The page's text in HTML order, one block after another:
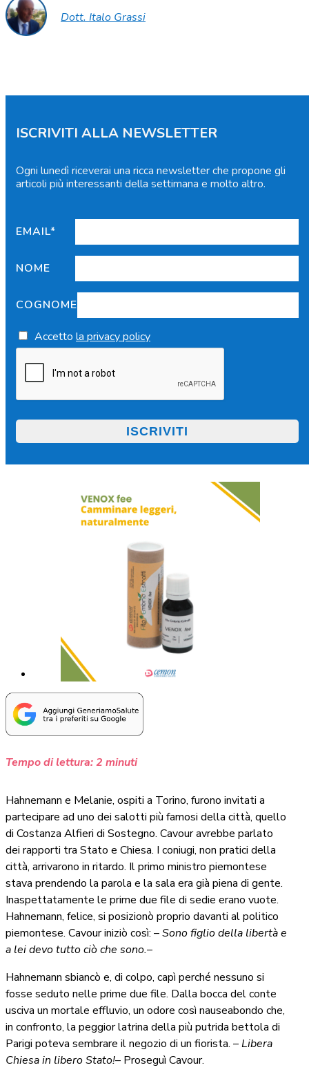
Dott. Italo Grassi
ISCRIVITI ALLA NEWSLETTER
Ogni lunedì riceverai una ricca newsletter che propone gli
articoli più interessanti della settimana e molto altro.
EMAIL*
NOME
COGNOME
Accetto la privacy policy
Tempo di lettura:2 minuti
Hahnemann e Melanie, ospiti a Torino, furono invitati a
partecipare ad uno dei salotti più famosi della città, quello
di Costanza Alfieri di Sostegno. Cavour avrebbe parlato
dei rapporti tra Stato e Chiesa. I coniugi, non pratici della
città, arrivarono in ritardo. Il primo ministro piemontese
stava prendendo la parola e la sala era già piena di gente.
Inaspettatamente le prime due file di sedie erano vuote.
Hahnemann, felice, si posizionò proprio davanti al politico
piemontese. Cavour iniziò così: –Sono figlio della libertà e
a lei devo tutto ciò che sono.–
Hahnemann sbiancò e, di colpo, capì perché nessuno si
fosse seduto nelle prime due file. Dalla bocca del conte
usciva un mortale effluvio, un odore così nauseabondo che,
in confronto, la peggior latrina della più putrida bettola di
Parigi poteva sembrare il negozio di un fiorista. –Libera
Chiesa in libero Stato!– Proseguì Cavour.